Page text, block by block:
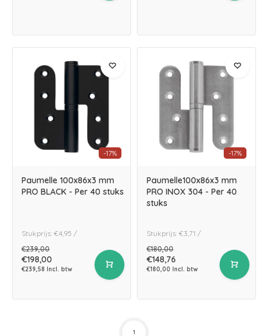
-17%
Paumelle 100x86x3 mm
PRO BLACK - Per 40 stuks
Stukprijs: €4,95 /
€239,00
€198,00
€239,58 Incl. btw
-17%
Paumelle100x86x3 mm
PRO INOX 304 - Per 40
stuks
Stukprijs: €3,71 /
€180,00
€148,76
€180,00 Incl. btw
1